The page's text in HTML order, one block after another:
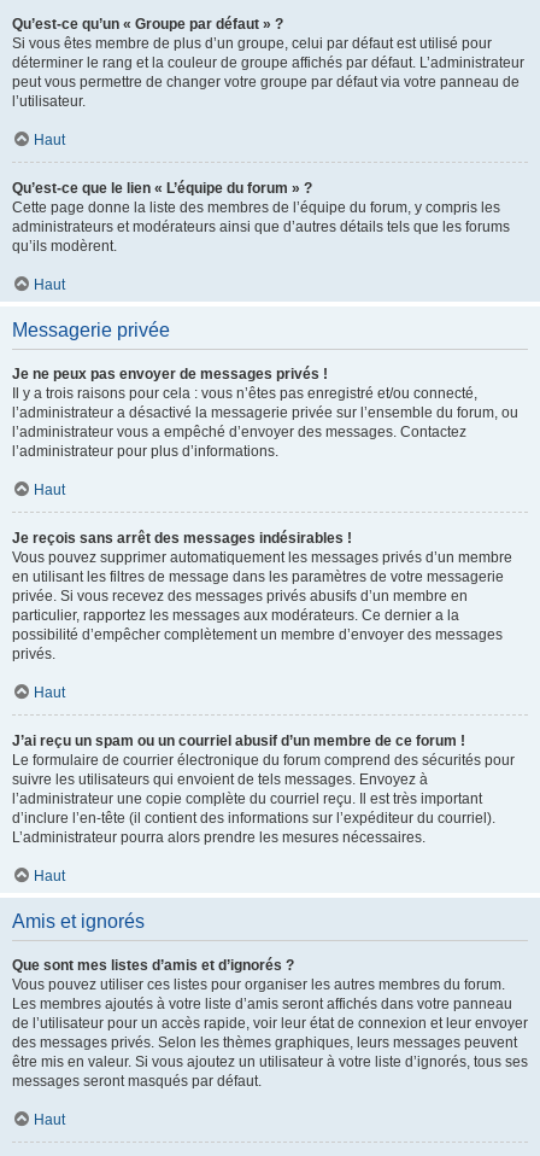
Qu’est-ce qu’un « Groupe par défaut » ?
Si vous êtes membre de plus d’un groupe, celui par défaut est utilisé pour
déterminer le rang et la couleur de groupe affichés par défaut. L’administrateur
peut vous permettre de changer votre groupe par défaut via votre panneau de
l’utilisateur.
Haut
Qu’est-ce que le lien « L’équipe du forum » ?
Cette page donne la liste des membres de l’équipe du forum, y compris les
administrateurs et modérateurs ainsi que d’autres détails tels que les forums
qu’ils modèrent.
Haut
Messagerie privée
Je ne peux pas envoyer de messages privés !
Il y a trois raisons pour cela : vous n’êtes pas enregistré et/ou connecté,
l’administrateur a désactivé la messagerie privée sur l’ensemble du forum, ou
l’administrateur vous a empêché d’envoyer des messages. Contactez
l’administrateur pour plus d’informations.
Haut
Je reçois sans arrêt des messages indésirables !
Vous pouvez supprimer automatiquement les messages privés d’un membre
en utilisant les filtres de message dans les paramètres de votre messagerie
privée. Si vous recevez des messages privés abusifs d’un membre en
particulier, rapportez les messages aux modérateurs. Ce dernier a la
possibilité d’empêcher complètement un membre d’envoyer des messages
privés.
Haut
J’ai reçu un spam ou un courriel abusif d’un membre de ce forum !
Le formulaire de courrier électronique du forum comprend des sécurités pour
suivre les utilisateurs qui envoient de tels messages. Envoyez à
l’administrateur une copie complète du courriel reçu. Il est très important
d’inclure l’en-tête (il contient des informations sur l’expéditeur du courriel).
L’administrateur pourra alors prendre les mesures nécessaires.
Haut
Amis et ignorés
Que sont mes listes d’amis et d’ignorés ?
Vous pouvez utiliser ces listes pour organiser les autres membres du forum.
Les membres ajoutés à votre liste d’amis seront affichés dans votre panneau
de l’utilisateur pour un accès rapide, voir leur état de connexion et leur envoyer
des messages privés. Selon les thèmes graphiques, leurs messages peuvent
être mis en valeur. Si vous ajoutez un utilisateur à votre liste d’ignorés, tous ses
messages seront masqués par défaut.
Haut